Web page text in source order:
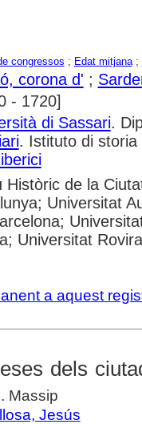
congressos ; Edat mitjana;
corona d' ;
- 1720]
di Sassari.
. Istituto di
Històric de la
Universitat
Universitat
a aquest
dels
Massip
Jesús